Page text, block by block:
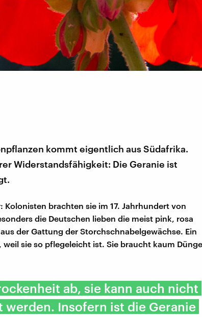
kommt eigentlich aus Südafrika.
Widerstandsfähigkeit: Die Geranie ist
Kolonisten brachten sie im 17. Jahrhundert von
die Deutschen lieben die meist pink, rosa
der Gattung der Storchschnabelgewächse. Ein
weil sie so pflegeleicht ist. Sie braucht kaum
ab, sie kann auch nicht
werden. Insofern ist die Geranie